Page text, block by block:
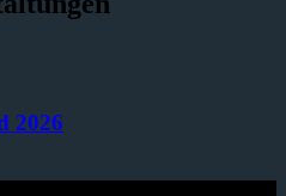
2026